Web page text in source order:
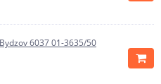
6037 01-3635/50